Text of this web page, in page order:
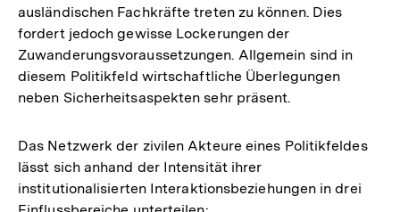
ausländischen Fachkräfte treten zu können. Dies
fordert jedoch gewisse Lockerungen der
Zuwanderungsvoraussetzungen. Allgemein sind in
diesem Politikfeld wirtschaftliche Überlegungen
neben Sicherheitsaspekten sehr präsent.
Das Netzwerk der zivilen Akteure eines Politikfeldes
lässt sich anhand der Intensität ihrer
institutionalisierten Interaktionsbeziehungen in drei